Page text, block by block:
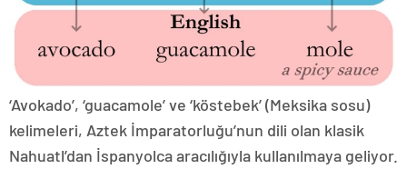
‘Avokado’, ‘guacamole’ ve ‘köstebek’ (Meksika sosu)
kelimeleri, Aztek İmparatorluğu’nun dili olan klasik
Nahuatl’dan İspanyolca aracılığıyla kullanılmaya geliyor.